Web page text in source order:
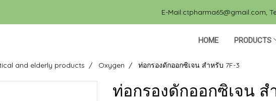
E-Mail:ctpharma65@gmail.com,
HOME PRODUCTS
and elderly products Oxygen ท่อกรองดักออกซิเจน สำหรับ 7F-3
ท่อกรองดักออกซิเจน ส